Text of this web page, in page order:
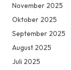
November 2025
Oktober 2025
September 2025
August 2025
Juli 2025